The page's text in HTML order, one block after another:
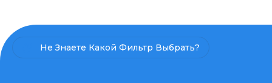
Не Знаете Какой Фильтр Выбрать?